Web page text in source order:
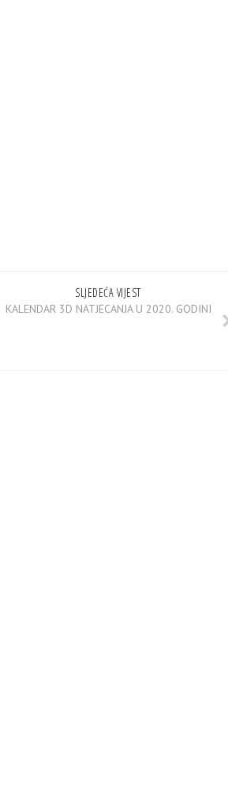
SLJEDEĆA VIJEST
KALENDAR 3D NATJECANJA U 2020. GODINI